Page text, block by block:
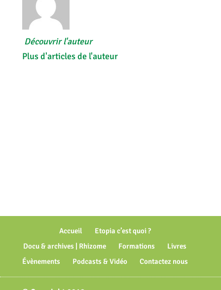
Découvrir l'auteur
Plus d'articles de l'auteur
Accueil
Etopia c’est quoi ?
Docu & archives | Rhizome
Formations
Livres
Évènements
Podcasts & Vidéo Contactez nous